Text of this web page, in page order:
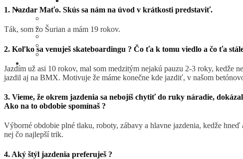
KLUB
NÁBOR DO KLUBU
O JUNKRIDE ARMY
ZĽAVOVÝ SYSTÉM
1. Nazdar Maťo. Skús sa nám na úvod v krátkosti predstaviť.
Ták, som zo Šurian a mám 19 rokov.
2. Koľko sa venuješ skateboardingu ? Čo ťa k tomu viedlo a čo ťa
Jazdím už asi 10 rokov, mal som medzitým nejakú pauzu 2-3 roky,
jazdil aj na BMX. Motivuje že máme konečne kde jazdiť, v našom
3. Vieme, že okrem jazdenia sa nebojíš chytiť do ruky náradie,
Ako na to obdobie spomínaš ?
Výborné obdobie plné tlaku, roboty, zábavy a hlavne jazdenia, kedže
nej čo najlepší trik.
4. Aký štýl jazdenia preferuješ ?